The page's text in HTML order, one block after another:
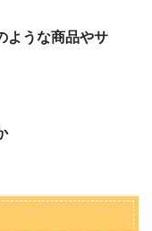
ような商品やサ